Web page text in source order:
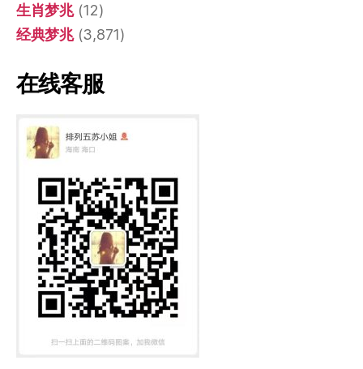
生肖梦兆(12)
经典梦兆(3,871)
在线客服